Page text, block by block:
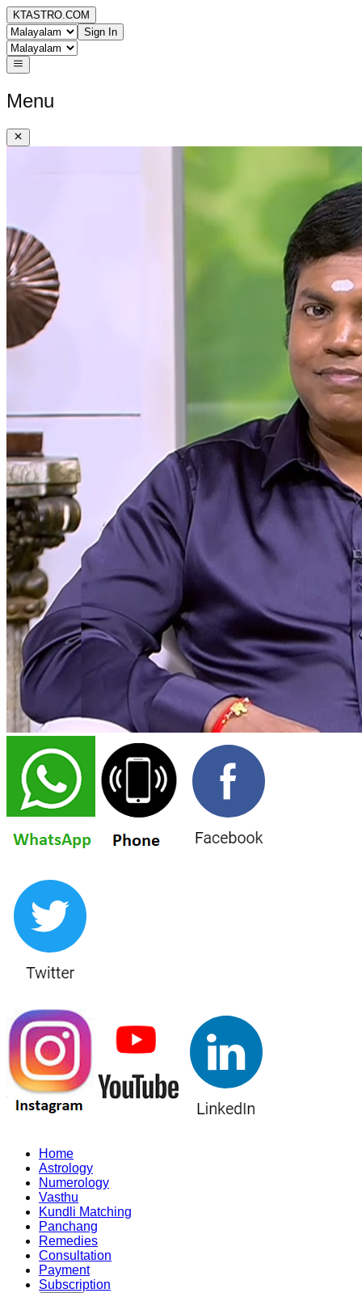
KTASTRO.COM
Sign In
Menu
Home
Astrology
Numerology
Vasthu
Kundli Matching
Panchang
Remedies
Consultation
Payment
Subscription